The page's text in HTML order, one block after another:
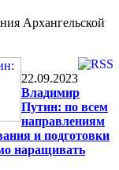
Архангельской
22.09.2023
Владимир
Путин: по всем
направлениям
и подготовки
наращивать